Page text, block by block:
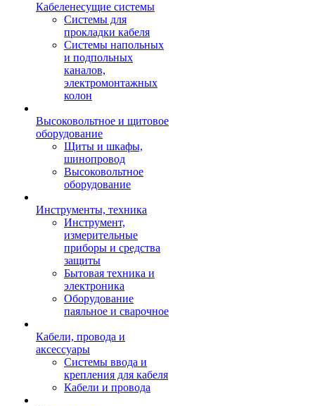
Кабеленесущие системы
Системы для
прокладки кабеля
Системы напольных
и подпольных
каналов,
электромонтажных
колон
Высоковольтное и щитовое
оборудование
Щиты и шкафы,
шинопровод
Высоковольтное
оборудование
Инструменты, техника
Инструмент,
измерительные
приборы и средства
защиты
Бытовая техника и
электроника
Оборудование
паяльное и сварочное
Кабели, провода и
аксессуары
Системы ввода и
крепления для кабеля
Кабели и провода